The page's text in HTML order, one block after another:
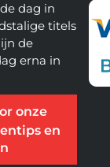
dag in
titels
de
erna in
onze
en